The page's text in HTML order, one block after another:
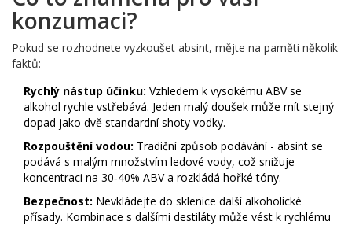
konzumaci?
Pokud se rozhodnete vyzkoušet absint, mějte na paměti několik
faktů:
Rychlý nástup účinku: Vzhledem k vysokému ABV se
alkohol rychle vstřebává. Jeden malý doušek může mít stejný
dopad jako dvě standardní shoty vodky.
Rozpouštění vodou: Tradiční způsob podávání - absint se
podává s malým množstvím ledové vody, což snižuje
koncentraci na 30‑40% ABV a rozkládá hořké tóny.
Bezpečnost: Nevkládejte do sklenice další alkoholické
přísady. Kombinace s dalšími destiláty může vést k rychlému